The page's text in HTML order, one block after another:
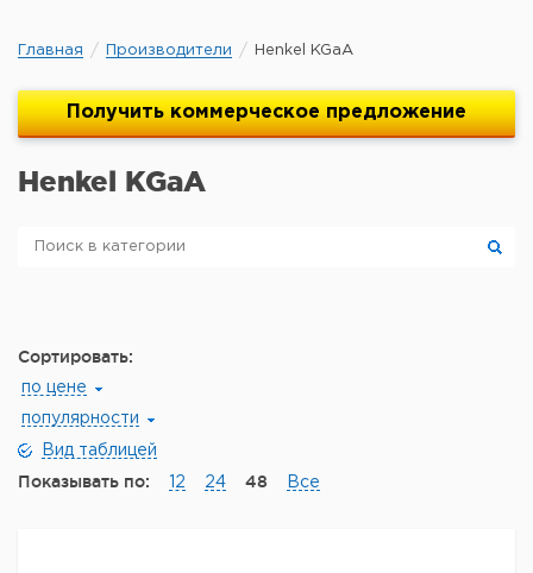
Главная Производители Henkel KGaA
Получить коммерческое предложение
Henkel KGaA
Сортировать:
по цене
популярности
Вид таблицей
Показывать по: 12 24 48 Все